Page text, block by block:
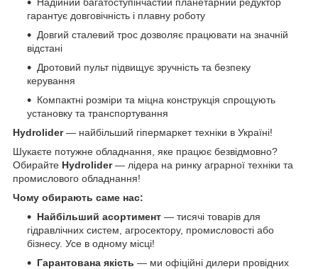
гарантує довговічність і плавну роботу
Довгий сталевий трос дозволяє працювати на значній
відстані
Дротовий пульт підвищує зручність та безпеку
керування
Компактні розміри та міцна конструкція спрощують
установку та транспортування
Hydrolider— найбільший гіпермаркет техніки в Україні!
Шукаєте потужне обладнання, яке працює безвідмовно?
Обирайте Hydrolider— лідера на ринку аграрної техніки та
промислового обладнання!
Чому обирають саме нас:
Найбільший асортимент — тисячі товарів для
гідравлічних систем, агросектору, промисловості або
бізнесу. Усе в одному місці!
Гарантована якість — ми офіційні дилери провідних